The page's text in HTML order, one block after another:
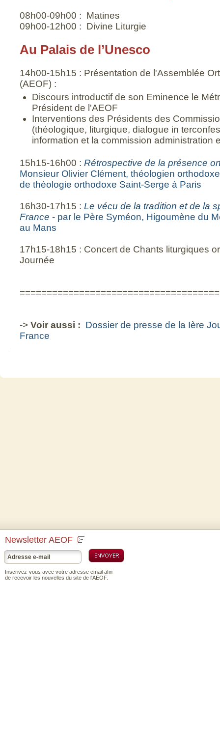
08h00-09h00 : Matines
09h00-12h00 : Divine Liturgie
Au Palais de l’Unesco
14h00-15h15 : Présentation de l'Assemblée
(AEOF) :
Discours introductif de son Eminence le
Président de l'AEOF
Interventions des Présidents des
(théologique, liturgique, dialogue in
information et la commission administration
15h15-16h00 : Rétrospective de la présence
Monsieur Olivier Clément, théologien
de théologie orthodoxe Saint-Serge à Paris
16h30-17h15 : Le vécu de la tradition et de la
France - par le Père Syméon, Higoumène du
au Mans
17h15-18h15 : Concert de Chants liturgiques
Journée
-> Voir aussi : Dossier de presse de la Ière
France
Newsletter AEOF
Inscrivez-vous avec votre adresse email afin
de recevoir les nouvelles du site de l'AEOF.